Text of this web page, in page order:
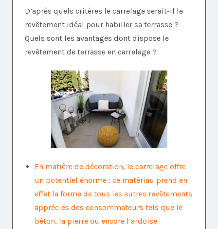
D’après quels critères le carrelage serait-il le
revêtement idéal pour habiller sa terrasse ?
Quels sont les avantages dont dispose le
revêtement de terrasse en carrelage ?
En matière de décoration, le carrelage offre
un potentiel énorme : ce matériau prend en
effet la forme de tous les autres revêtements
appréciés des consommateurs tels que le
béton, la pierre ou encore l’ardoise